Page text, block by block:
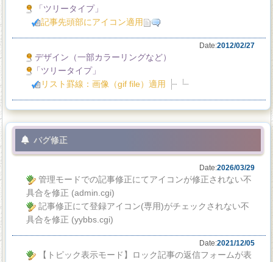
「ツリータイプ」
記事先頭部にアイコン適用
Date:2012/02/27
デザイン（一部カラーリングなど）
「ツリータイプ」
リスト罫線：画像（gif file）適用
バグ修正
Date:2026/03/29
管理モードでの記事修正にてアイコンが修正されない不
具合を修正 (admin.cgi)
記事修正にて登録アイコン(専用)がチェックされない不
具合を修正 (yybbs.cgi)
Date:2021/12/05
【トピック表示モード】ロック記事の返信フォームが表